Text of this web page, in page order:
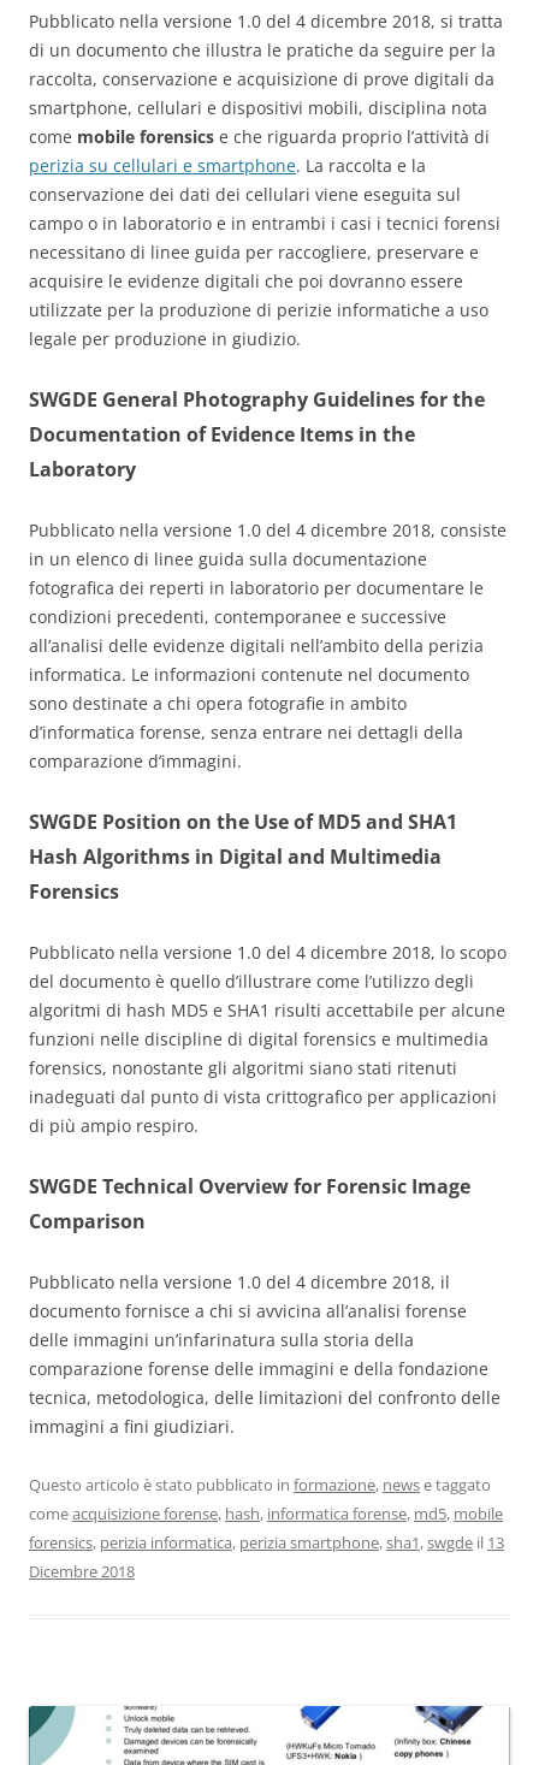
Pubblicato nella versione 1.0 del 4 dicembre 2018, si tratta
di un documento che illustra le pratiche da seguire per la
raccolta, conservazione e acquisizione di prove digitali da
smartphone, cellulari e dispositivi mobili, disciplina nota
come mobile forensics e che riguarda proprio l’attività di
perizia su cellulari e smartphone. La raccolta e la
conservazione dei dati dei cellulari viene eseguita sul
campo o in laboratorio e in entrambi i casi i tecnici forensi
necessitano di linee guida per raccogliere, preservare e
acquisire le evidenze digitali che poi dovranno essere
utilizzate per la produzione di perizie informatiche a uso
legale per produzione in giudizio.
SWGDE General Photography Guidelines for the
Documentation of Evidence Items in the
Laboratory
Pubblicato nella versione 1.0 del 4 dicembre 2018, consiste
in un elenco di linee guida sulla documentazione
fotografica dei reperti in laboratorio per documentare le
condizioni precedenti, contemporanee e successive
all’analisi delle evidenze digitali nell’ambito della perizia
informatica. Le informazioni contenute nel documento
sono destinate a chi opera fotografie in ambito
d’informatica forense, senza entrare nei dettagli della
comparazione d’immagini.
SWGDE Position on the Use of MD5 and SHA1
Hash Algorithms in Digital and Multimedia
Forensics
Pubblicato nella versione 1.0 del 4 dicembre 2018, lo scopo
del documento è quello d’illustrare come l’utilizzo degli
algoritmi di hash MD5 e SHA1 risulti accettabile per alcune
funzioni nelle discipline di digital forensics e multimedia
forensics, nonostante gli algoritmi siano stati ritenuti
inadeguati dal punto di vista crittografico per applicazioni
di più ampio respiro.
SWGDE Technical Overview for Forensic Image
Comparison
Pubblicato nella versione 1.0 del 4 dicembre 2018, il
documento fornisce a chi si avvicina all’analisi forense
delle immagini un’infarinatura sulla storia della
comparazione forense delle immagini e della fondazione
tecnica, metodologica, delle limitazioni del confronto delle
immagini a fini giudiziari.
Questo articolo è stato pubblicato in formazione, newse taggato
comeacquisizione forense, hash, informatica forense, md5, mobile
forensics, perizia informatica, perizia smartphone,sha1,swgde il 13
Dicembre 2018